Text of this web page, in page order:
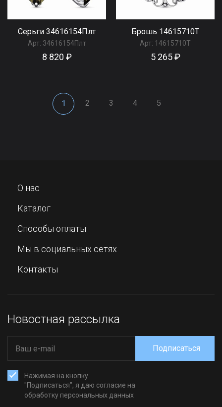
Серьги 34616154Плт
Арт: 34616154Плт
8 820 ₽
Брошь 14615710Т
Арт: 14615710Т
5 265 ₽
1 2 3 4 5
О нас
Каталог
Способы оплаты
Мы в социальных сетях
Контакты
Новостная рассылка
Нажимая на кнопку
"Подписаться", я даю согласие на
обработку персональных данных
Подписаться